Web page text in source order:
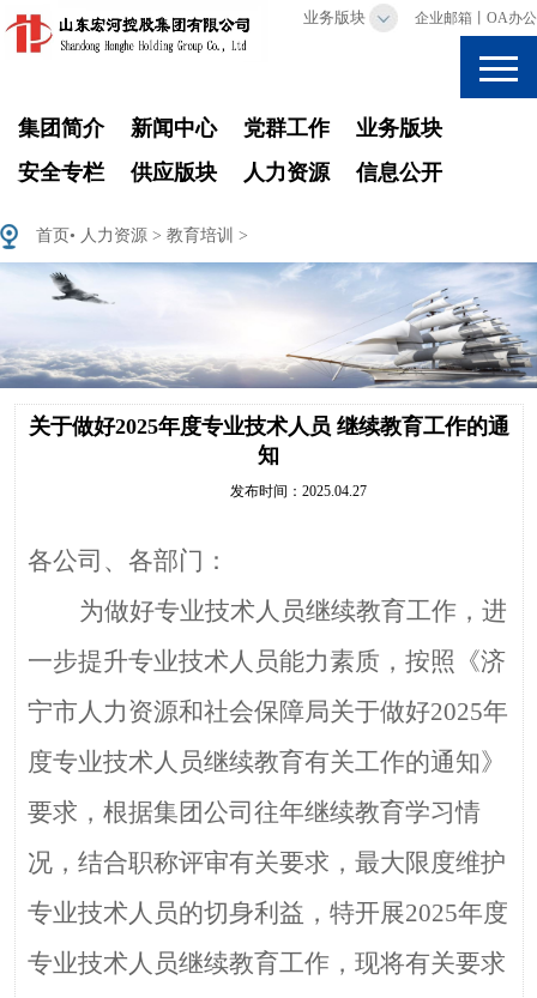
业务版块 企业邮箱 OA办公
集团简介 新闻中心 党群工作
业务版块
安全专栏
供应版块 人力资源 信息公开
首页 • 人力资源 > 教育培训 >
关于做好2025年度专业技术人员 继续教育工作的通
知
发布时间：2025.04.27
各公司、各部门：
为做好专业技术人员继续教育工作，进
一步提升专业技术人员能力素质，按照《济
宁市人力资源和社会保障局关于做好2025年
度专业技术人员继续教育有关工作的通知》
要求，根据集团公司往年继续教育学习情
况，结合职称评审有关要求，最大限度维护
专业技术人员的切身利益，特开展2025年度
专业技术人员继续教育工作，现将有关要求